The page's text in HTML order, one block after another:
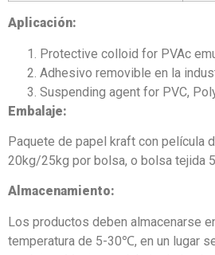
Aplicación:
Protective colloid for PVAc
Adhesivo removible en la
Suspending agent for PVC,
Embalaje:
Paquete de papel kraft con película
20kg/25kg por bolsa, o bolsa tejida
Almacenamiento:
Los productos deben almacenarse
temperatura de 5-30℃, en un lugar